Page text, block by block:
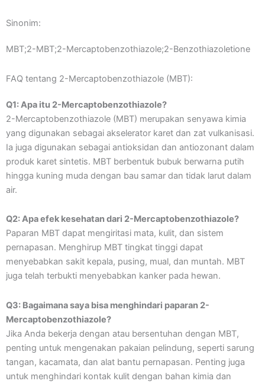
Sinonim:
MBT;2-MBT;2-Mercaptobenzothiazole;2-Benzothiazoletione
FAQ tentang 2-Mercaptobenzothiazole (MBT):
Q1: Apa itu 2-Mercaptobenzothiazole?
2-Mercaptobenzothiazole (MBT) merupakan senyawa kimia
yang digunakan sebagai akselerator karet dan zat vulkanisasi.
Ia juga digunakan sebagai antioksidan dan antiozonant dalam
produk karet sintetis. MBT berbentuk bubuk berwarna putih
hingga kuning muda dengan bau samar dan tidak larut dalam
air.
Q2: Apa efek kesehatan dari 2-Mercaptobenzothiazole?
Paparan MBT dapat mengiritasi mata, kulit, dan sistem
pernapasan. Menghirup MBT tingkat tinggi dapat
menyebabkan sakit kepala, pusing, mual, dan muntah. MBT
juga telah terbukti menyebabkan kanker pada hewan.
Q3: Bagaimana saya bisa menghindari paparan 2-
Mercaptobenzothiazole?
Jika Anda bekerja dengan atau bersentuhan dengan MBT,
penting untuk mengenakan pakaian pelindung, seperti sarung
tangan, kacamata, dan alat bantu pernapasan. Penting juga
untuk menghindari kontak kulit dengan bahan kimia dan